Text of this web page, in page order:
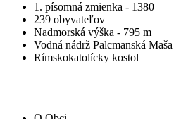
1. písomná zmienka - 1380
239 obyvateľov
Nadmorská výška - 795 m
Vodná nádrž Palcmanská Maša
Rímskokatolícky kostol